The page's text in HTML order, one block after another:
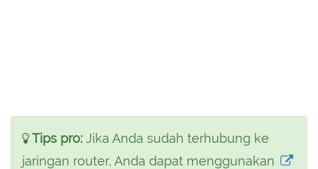
Tips pro: Jika Anda sudah terhubung ke
jaringan router, Anda dapat menggunakan